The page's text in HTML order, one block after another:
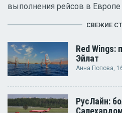
выполнения рейсов в Европе
СВЕЖИЕ
Red
Эйлат
Анна Попова,
РусЛайн: